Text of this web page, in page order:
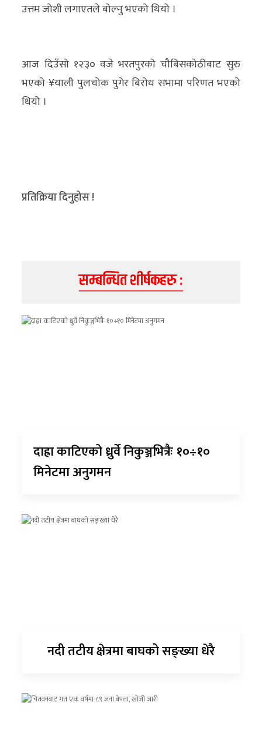
उत्तम जोशी लगाएतले बोल्नु भएको थियो ।
आज दिउँसो १२ः३० वजे भरतपुरको चौबिसकोठीबाट सुरु
भएको ¥याली पुलचोक पुगेर बिरोध सभामा परिणत भएको
थियो ।
प्रतिक्रिया दिनुहोस !
सम्बन्धित शीर्षकहरु :
दाह्रा काटिएको ध्रुर्वे निकुञ्जभित्रैः १०÷१०
मिनेटमा अनुगमन
नदी तटीय क्षेत्रमा बाघको सङ्ख्या धेरै